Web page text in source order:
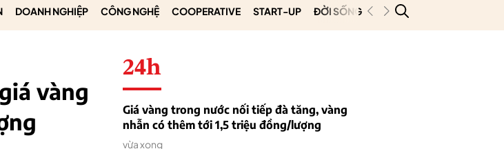
DOANH NGHIỆP CÔNG NGHỆ COOPERATIVE START-UP ĐỜI SỐNG PODCAST
vàng
24h
Giá vàng trong nước nối tiếp đà tăng, vàng
nhẫn có thêm tới 1,5 triệu đồng/lượng
vừa xong